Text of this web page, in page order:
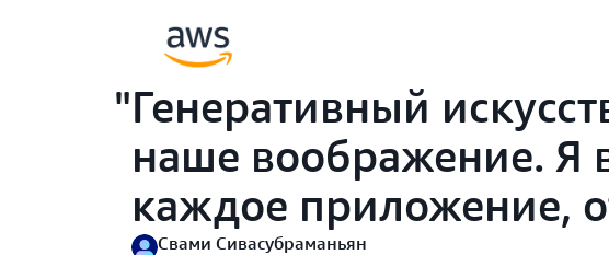
Генеративный
наше воображение. Я
каждое приложение,
Свами Сивасубраманьян